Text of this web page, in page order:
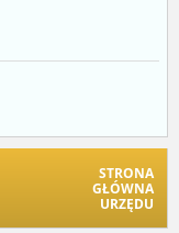
STRONA
GŁÓWNA
URZĘDU